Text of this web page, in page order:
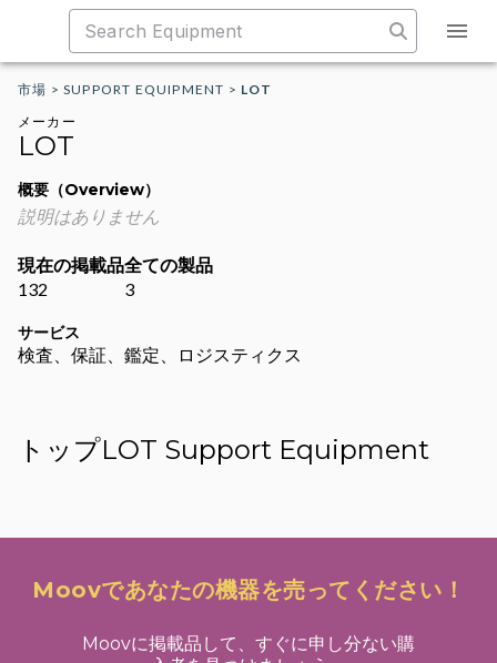
市場 >SUPPORT EQUIPMENT > LOT
メーカー
LOT
概要（Overview）
説明はありません
現在の掲載品
132
全ての製品
3
サービス
検査、保証、鑑定、ロジスティクス
トップLOT Support Equipment
Moovであなたの機器を売ってください！
Moovに掲載品して、すぐに申し分ない購